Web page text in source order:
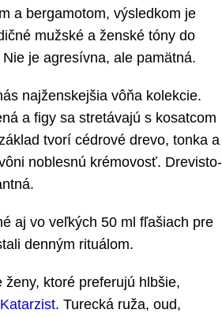
a bergamotom, výsledkom je
mužské a ženské tóny do
je agresívna, ale pamätná.
najženskejšia vôňa kolekcie.
a figy sa stretávajú s kosatcom
tvorí cédrové drevo, tonka a
noblesnú krémovosť. Drevisto-
aj vo veľkých 50 ml fľašiach pre
denným rituálom.
ženy, ktoré preferujú hlbšie,
Katarzist. Turecká ruža, oud,